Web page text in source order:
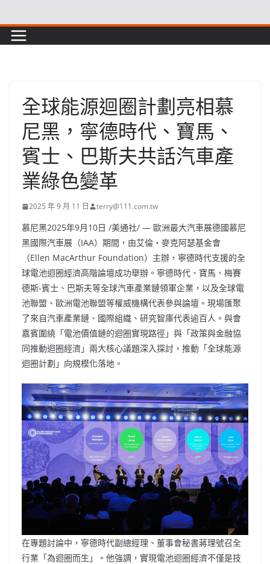
to
content
全球能源迴圈計劃亮相慕
尼黑，寧德時代、寶馬、
賓士、巴斯夫共話汽車產
業綠色變革
2025 年 9 月 11 日 terry@111.com.tw
慕尼黑2025年9月10日 /美通社/ — 歐洲最大汽車展德國慕尼
黑國際汽車展（IAA）期間，由艾倫‧麥克阿瑟基金會
（Ellen MacArthur Foundation）主辦，寧德時代支援的全
球電池迴圈經濟高階論壇成功舉辦。寧德時代、寶馬、梅賽
德斯-賓士、巴斯夫等全球汽車產業鏈領軍企業，以及全球電
池聯盟、歐洲電池聯盟等權威機構代表參與論壇。現場匯聚
了來自汽車產業鏈、國際組織、研究智庫代表逾百人。與會
嘉賓圍繞「電池價值鏈的迴圈實現路徑」與「政策與金融協
同推動迴圈經濟」兩大核心議題深入探討，推動「全球能源
迴圈計劃」向規模化落地。
在專題討論中，寧德時代副總經理、董事會秘書蔣理號召全
行業「為迴圈而生」。他強調，實現電池迴圈經濟不僅是技